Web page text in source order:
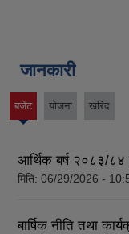
जानकारी
बजेट योजना खरिद
आर्थिक बर्ष २०८३/८४
मिति: 06/29/2026 -
बार्षिक नीति तथा